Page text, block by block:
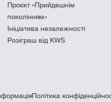
Проєкт «Прийдешнім
поколінням»
Ініціатива незалежності
Розіграш від KWS
Політика